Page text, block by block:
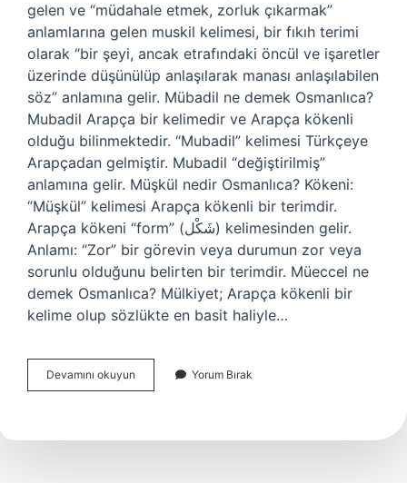
gelen ve “müdahale etmek, zorluk çıkarmak”
anlamlarına gelen muskil kelimesi, bir fıkıh terimi
olarak “bir şeyi, ancak etrafındaki öncül ve işaretler
üzerinde düşünülüp anlaşılarak manası anlaşılabilen
söz” anlamına gelir. Mübadil ne demek Osmanlıca?
Mubadil Arapça bir kelimedir ve Arapça kökenli
olduğu bilinmektedir. “Mubadil” kelimesi Türkçeye
Arapçadan gelmiştir. Mubadil “değiştirilmiş”
anlamına gelir. Müşkül nedir Osmanlıca? Kökeni:
“Müşkül” kelimesi Arapça kökenli bir terimdir.
Arapça kökeni “form” (شَكْل) kelimesinden gelir.
Anlamı: “Zor” bir görevin veya durumun zor veya
sorunlu olduğunu belirten bir terimdir. Müeccel ne
demek Osmanlıca? Mülkiyet; Arapça kökenli bir
kelime olup sözlükte en basit haliyle…
Devamını okuyun
Ne
Yorum Bırak